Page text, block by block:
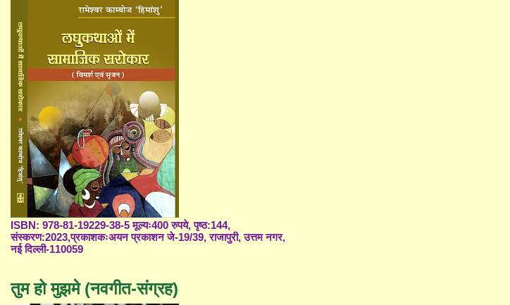
ISBN: 978-81-19229-38-5 मूल्यः400 रुपये, पृष्ठ:144,
संस्करण:2023,प्रकाशकःअयन प्रकाशन जे-19/39, राजापुरी, उत्तम नगर,
नई दिल्ली-110059
तुम हो मुझमे (नवगीत-संग्रह)